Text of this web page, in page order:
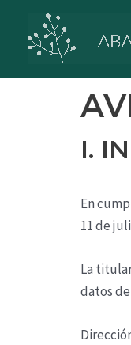
contenido
I.
En
11 de
La
datos